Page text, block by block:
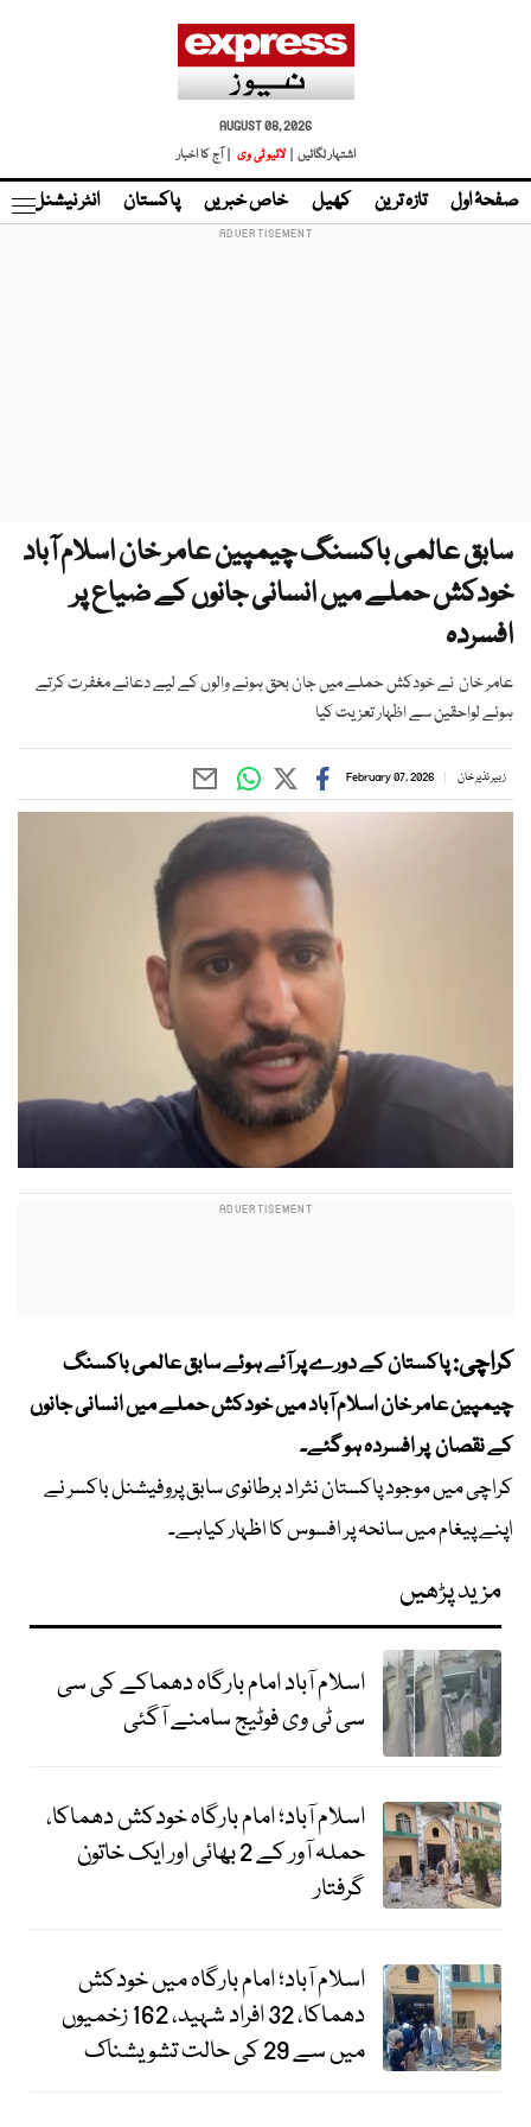
AUGUST 08, 2026
اشتہار لگائیں |
لائیو ٹی وی | آج کا اخبار
صفحۂ اول تازہ ترین کھیل خاص خبریں پاکستان انٹر نیشنل
سابق عالمی باکسنگ چیمپین عامر خان اسلام آباد
خودکش حملے میں انسانی جانوں کے ضیاع پر
افسردہ
عامر خان نے خودکش حملے میں جان بحق ہونے والوں کے لیے دعائے مغفرت کرتے
ہوئے لواحقین سے اظہار تعزیت کیا
زبیر نذیر خان February 07, 2026
کراچی:پاکستان کے دورے پر آئے ہوئے سابق عالمی باکسنگ
چیمپین عامر خان اسلام آباد میں خودکش حملے میں انسانی جانوں
کے نقصان پر افسردہ ہو گئے۔
کراچی میں موجود پاکستان نثراد برطانوی سابق پروفیشنل باکسر نے
اپنے پیغام میں سانحہ پر افسوس کا اظہار کیاہے۔
مزید پڑھیں
اسلام آباد امام بارگاہ دھماکے کی سی
سی ٹی وی فوٹیج سامنے آگئی
اسلام آباد؛ امام بارگاہ خودکش دھماکا،
حملہ آور کے 2 بھائی اور ایک خاتون
گرفتار
اسلام آباد؛ امام بارگاہ میں خودکش
دھماکا، 32 افراد شہید، 162 زخمیوں
میں سے 29 کی حالت تشویشناک